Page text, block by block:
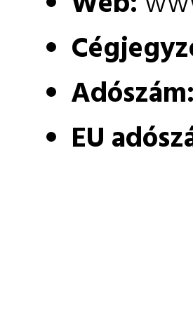
Adószám:
EU